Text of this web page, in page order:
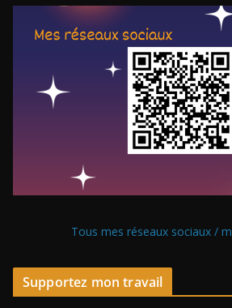
Tous mes réseaux sociaux /
Supportez mon travail